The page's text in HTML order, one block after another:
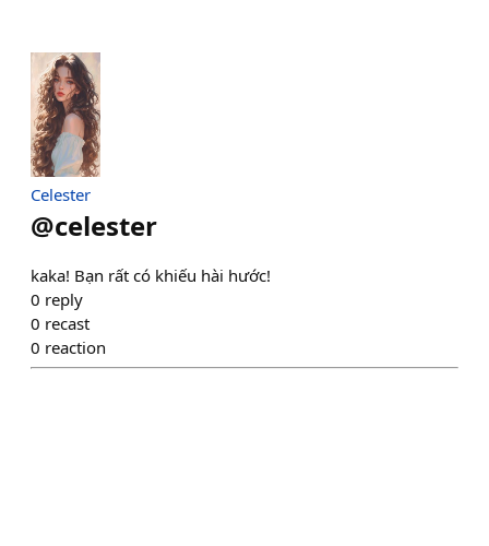
Celester
@celester
kaka! Bạn rất có khiếu hài hước!
0 reply
0 recast
0 reaction